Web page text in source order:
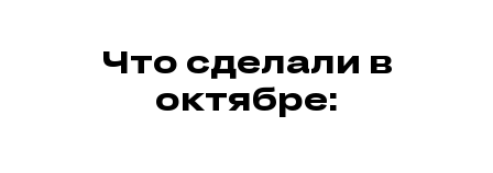
Что сделали в
октябре: